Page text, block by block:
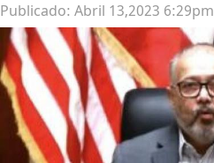
Publicado: Abril 13,2023 6:29pm